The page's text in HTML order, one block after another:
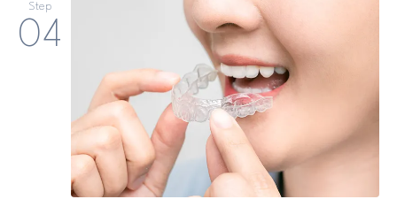
Step